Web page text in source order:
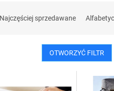
Najczęściej sprzedawane
OTWORZYĆ FILTR